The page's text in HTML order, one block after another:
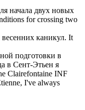
начала двух новых
for crossing two
весенних каникул. It
подготовки в
в Сент-Этьен я
Clairefontaine INF
I've always